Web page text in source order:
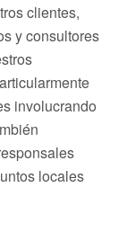
clientes,
y consultores
involucrando
locales